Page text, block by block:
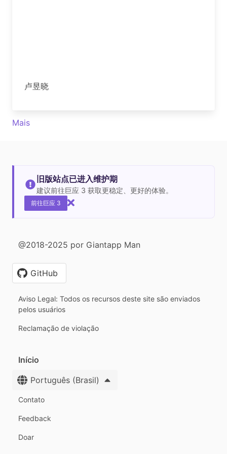
卢昱晓
Mais
旧版站点已进入维护期
建议前往巨应 3 获取更稳定、更好的体验。
前往巨应 3
@2018-2025 por Giantapp Man
GitHub
Aviso Legal: Todos os recursos deste site são enviados
pelos usuários
Reclamação de violação
Início
Português (Brasil)
Contato
Feedback
Doar